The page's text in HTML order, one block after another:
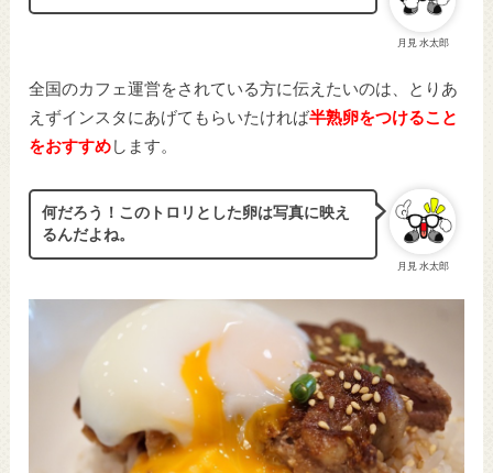
月見 水太郎
全国のカフェ運営をされている方に伝えたいのは、とりあ
えずインスタにあげてもらいたければ半熟卵をつけること
をおすすめ します。
月見 水太郎
何だろう！このトロリとした卵は写真に映え
るんだよね。